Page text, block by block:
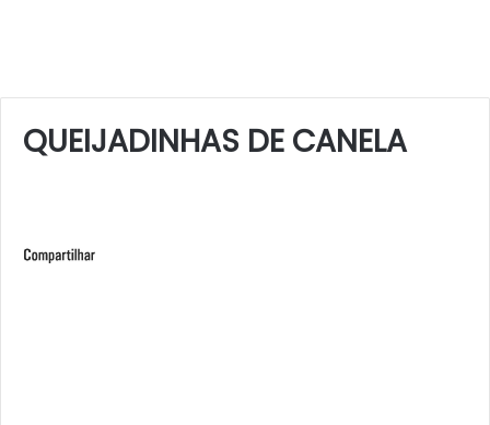
QUEIJADINHAS DE CANELA